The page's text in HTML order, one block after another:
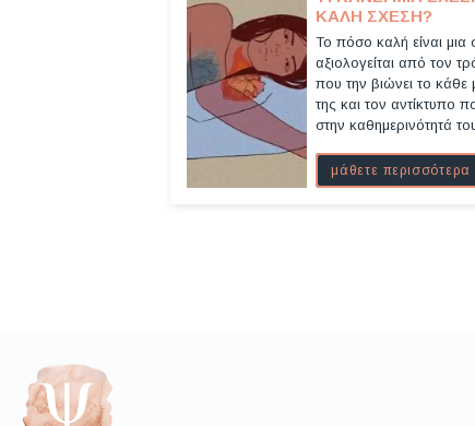
ΚΑΛΉ ΣΧΈΣΗ?
Το πόσο καλή είναι μια
αξιολογείται από τον
που την βιώνει το κάθε
της και τον αντίκτυπο
στην καθημερινότητά
μάθετε περισσότερα